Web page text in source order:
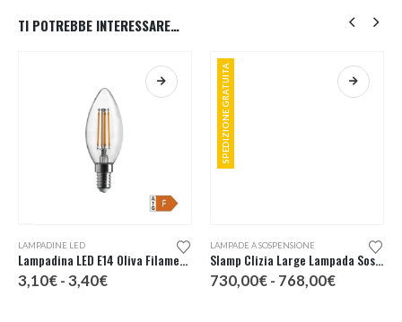
TI POTREBBE INTERESSARE…
LAMPADINE LED
Lampadina LED E14 Oliva Filamento
3,10€ - 3,40€Fascia
SPEDIZIONE GRATUITA
LAMPADE A SOSPENSIONE
Slamp Clizia Large Lampada Sospensione
730,00€ - 768,00€Fascia